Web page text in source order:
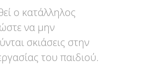
ο κατάλληλος
να μην
σκιάσεις στην
του παιδιού.